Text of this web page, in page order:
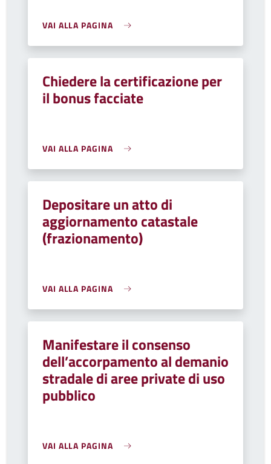
VAI ALLA PAGINA
Chiedere la certificazione per
il bonus facciate
VAI ALLA PAGINA
Depositare un atto di
aggiornamento catastale
(frazionamento)
VAI ALLA PAGINA
Manifestare il consenso
dell’accorpamento al demanio
stradale di aree private di uso
pubblico
VAI ALLA PAGINA